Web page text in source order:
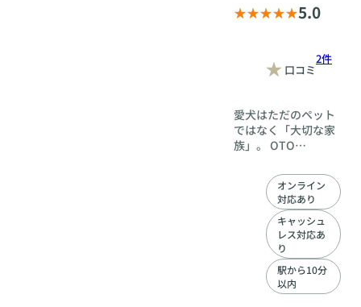
5.0
口コミ
2件
愛犬はただのペット
ではなく「大切な家
族」。 OTO
いから成婚後まで、
わんちゃんと一緒の
婚活をトータルサポ
ートします。 💒
OTO Marriageが選
ばれる理由 ・愛犬と
の「奇跡の一枚」で
お見合い成立率UP
愛犬フォトブランド
オンライン
対応あり
キャッシュ
レス対応あ
り
駅から10分
以内